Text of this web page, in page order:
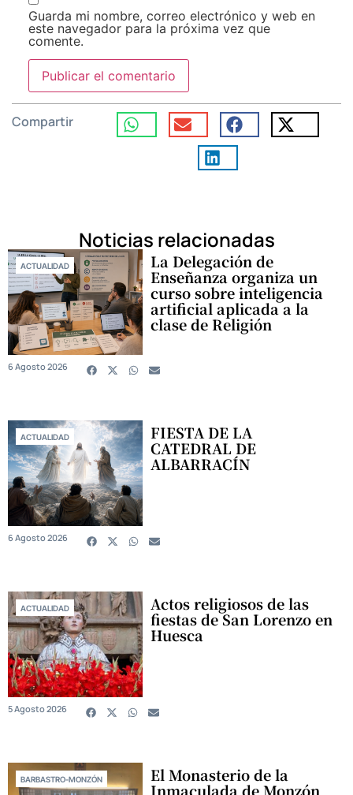
Guarda mi nombre, correo electrónico y web en
este navegador para la próxima vez que
comente.
Compartir
Noticias relacionadas
ACTUALIDAD La Delegación de
Enseñanza organiza un
curso sobre inteligencia
artificial aplicada a la
clase de Religión
6 Agosto 2026
ACTUALIDAD FIESTA DE LA
CATEDRAL DE
ALBARRACÍN
6 Agosto 2026
ACTUALIDAD Actos religiosos de las
fiestas de San Lorenzo en
Huesca
5 Agosto 2026
BARBASTRO-MONZÓN El Monasterio de la
Inmaculada de Monzón